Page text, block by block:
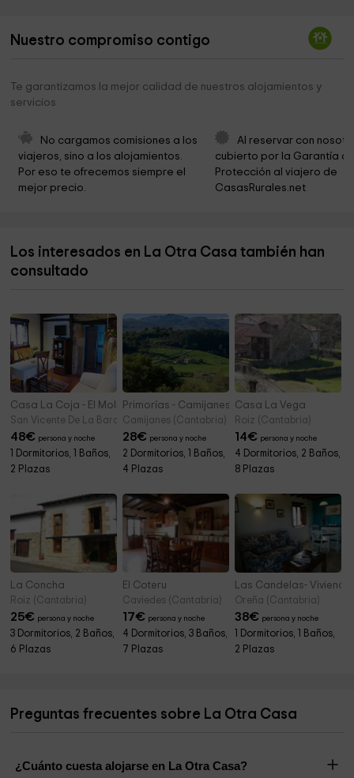
Parroquia Molledo Portolín 2,0 km
Iglesia Románica de San Juan
Cementerio
Cementerio De Las Fraguas
Iglesia de San Jorge 2,3 km
Ermita De San Antonio 2,7 km
Nuestro compromiso contigo
Te garantizamos la mejor calidad de nuestros alojamientos y
servicios
No cargamos comisiones a los
viajeros, sino a los alojamientos.
Por eso te ofrecemos siempre el
mejor precio.
Al reservar con
cubierto por la Garantía
Protección al viajero de
CasasRurales.net
Los interesados en La Otra Casa también han
consultado
Casa La Coja - El Molino de Bonaco
San Vicente De La Barquera (Cantabria)
48€ persona y noche
1 Dormitorios, 1 Baños,
2 Plazas
Primorías - Camijanes 1
Camijanes (Cantabria)
28€ persona y noche
2 Dormitorios, 1 Baños,
4 Plazas
Casa La Vega
Roiz (Cantabria)
14€ persona y noche
4 Dormitorios, 2 Baños,
8 Plazas
La Concha
Roiz (Cantabria)
25€ persona y noche
3 Dormitorios, 2 Baños,
6 Plazas
El Coteru
Caviedes (Cantabria)
17€ persona y noche
4 Dormitorios, 3 Baños,
7 Plazas
Las Candelas-
Oreña (Cantabria)
38€ persona y noche
1 Dormitorios, 1 Baños,
2 Plazas
Preguntas frecuentes sobre La Otra Casa
¿Cuánto cuesta alojarse en La Otra Casa?